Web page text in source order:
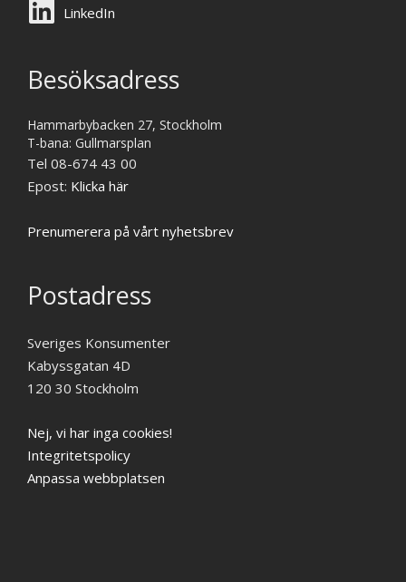
LinkedIn
Besöksadress
Hammarbybacken 27, Stockholm
T-bana: Gullmarsplan
Tel 08-674 43 00
Epost: Klicka här
Prenumerera på vårt nyhetsbrev
Postadress
Sveriges Konsumenter
Kabyssgatan 4D
120 30 Stockholm
Nej, vi har inga cookies!
Integritetspolicy
Anpassa webbplatsen